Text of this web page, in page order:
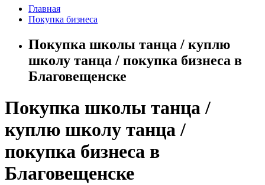
Главная
Покупка бизнеса
Покупка школы танца / куплю
школу танца / покупка бизнеса в
Благовещенске
Покупка школы танца /
куплю школу танца /
покупка бизнеса в
Благовещенске